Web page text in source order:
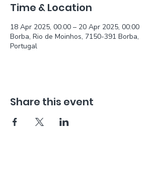
Time & Location
18 Apr 2025, 00:00 – 20 Apr 2025, 00:00
Borba, Rio de Moinhos, 7150-391 Borba,
Portugal
Share this event